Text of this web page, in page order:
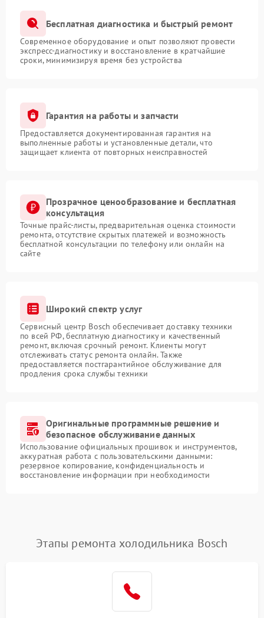
Бесплатная диагностика и быстрый ремонт
Современное оборудование и опыт позволяют провести
экспресс-диагностику и восстановление в кратчайшие
сроки, минимизируя время без устройства
Гарантия на работы и запчасти
Предоставляется документированная гарантия на
выполненные работы и установленные детали, что
защищает клиента от повторных неисправностей
Прозрачное ценообразование и бесплатная
консультация
Точные прайс-листы, предварительная оценка стоимости
ремонта, отсутствие скрытых платежей и возможность
бесплатной консультации по телефону или онлайн на
сайте
Широкий спектр услуг
Сервисный центр Bosch обеспечивает доставку техники
по всей РФ, бесплатную диагностику и качественный
ремонт, включая срочный ремонт. Клиенты могут
отслеживать статус ремонта онлайн. Также
предоставляется постгарантийное обслуживание для
продления срока службы техники
Оригинальные программные решение и
безопасное обслуживание данных
Использование официальных прошивок и инструментов,
аккуратная работа с пользовательскими данными:
резервное копирование, конфиденциальность и
восстановление информации при необходимости
Этапы ремонта холодильника Bosch